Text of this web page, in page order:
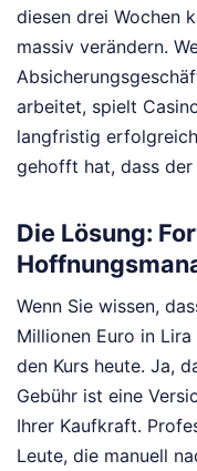
diesen drei Wochen
massiv verändern.
arbeitet, spielt
langfristig
gehofft hat, dass der
Die Lösung:
Wenn Sie wissen,
Millionen Euro in
den Kurs heute. Ja,
Gebühr ist eine
Ihrer Kaufkraft.
Leute, die manuell